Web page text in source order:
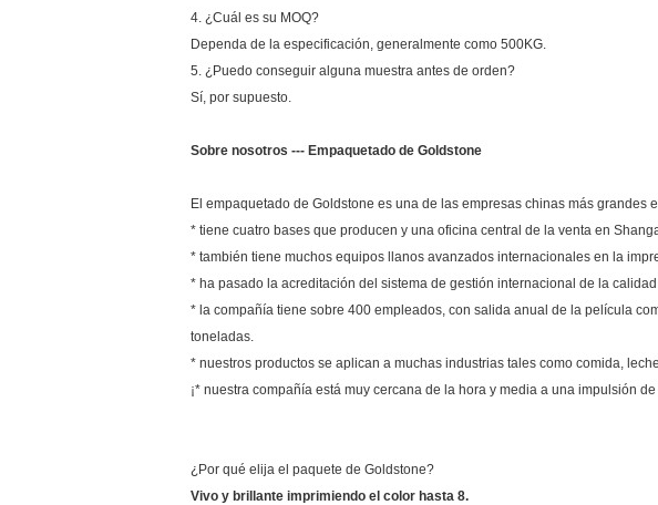
4. ¿Cuál es su MOQ?
Dependa de la especificación, generalmente como 500KG.
5. ¿Puedo conseguir alguna muestra antes de orden?
Sí, por supuesto.
Sobre nosotros --- Empaquetado de Goldstone
El empaquetado de Goldstone es una de las empresas chinas más
* tiene cuatro bases que producen y una oficina central de la venta en
* también tiene muchos equipos llanos avanzados internacionales en la
* ha pasado la acreditación del sistema de gestión internacional de la
* la compañía tiene sobre 400 empleados, con salida anual de la película
toneladas.
* nuestros productos se aplican a muchas industrias tales como comida,
¡* nuestra compañía está muy cercana de la hora y media a una impulsión
¿Por qué elija el paquete de Goldstone?
Vivo y brillante imprimiendo el color hasta 8.